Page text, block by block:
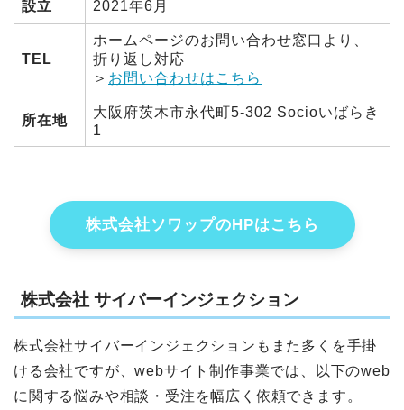
設立 2021年6月
TEL
ホームページのお問い合わせ窓口より、
折り返し対応
＞ お問い合わせはこちら
所在地
大阪府茨木市永代町5-302 Socioいばらき
1
株式会社ソワップのHPはこちら
株式会社 サイバーインジェクション
株式会社サイバーインジェクションもまた多くを手掛
ける会社ですが、webサイト制作事業では、以下のweb
に関する悩みや相談・受注を幅広く依頼できます。